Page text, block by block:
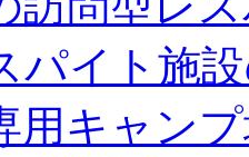
パイト施
用キャン